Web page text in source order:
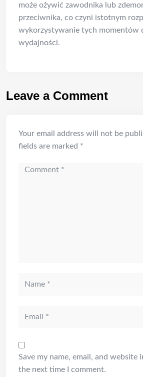
może ożywić zawodnika lub
przeciwnika, co czyni istotnym
wykorzystywanie tych momentów
wydajności.
Leave a Comment
Your email address will not be
fields are marked *
Comment
Name
Email
Save my name, email, and
the next time I comment.